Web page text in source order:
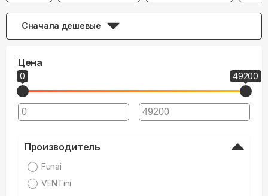
Сначала дешевые
Цена
0 49200
Производитель
Funai
VENTini